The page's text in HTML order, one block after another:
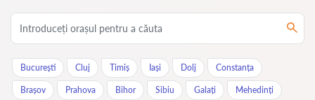
București Cluj Timiș Iași Dolj Constanța
Brașov Prahova Bihor Sibiu Galați Mehedinți